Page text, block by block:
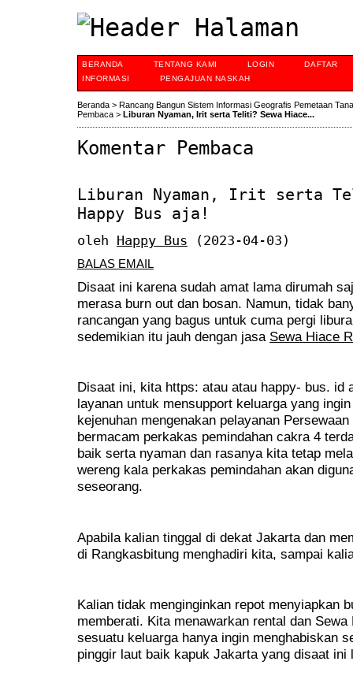
BERANDA TENTANG KAMI LOGIN
DAFTAR
INFORMASI
PENGAJUAN NASKAH
Beranda > Rancang Bangun Sistem Informasi Geografis Pemetaan
Pembaca > Liburan Nyaman, Irit serta Teliti? Sewa Hiace...
Komentar Pembaca
Liburan Nyaman, Irit serta
Happy Bus aja!
oleh Happy Bus (2023-04-03)
BALAS EMAIL
Disaat ini karena sudah amat lama dirumah
merasa burn out dan bosan. Namun, tidak
rancangan yang bagus untuk cuma pergi
sedemikian itu jauh dengan jasa Sewa Hiace
Disaat ini, kita https: atau atau happy- bus. id
layanan untuk mensupport keluarga yang
kejenuhan mengenakan pelayanan
bermacam perkakas pemindahan cakra 4
baik serta nyaman dan rasanya kita tetap
wereng kala perkakas pemindahan akan
seseorang.
Apabila kalian tinggal di dekat Jakarta dan
di Rangkasbitung menghadiri kita, sampai
Kalian tidak menginginkan repot menyiapkan
memberati. Kita menawarkan rental dan
sesuatu keluarga hanya ingin menghabiskan
pinggir laut baik kapuk Jakarta yang disaat ini